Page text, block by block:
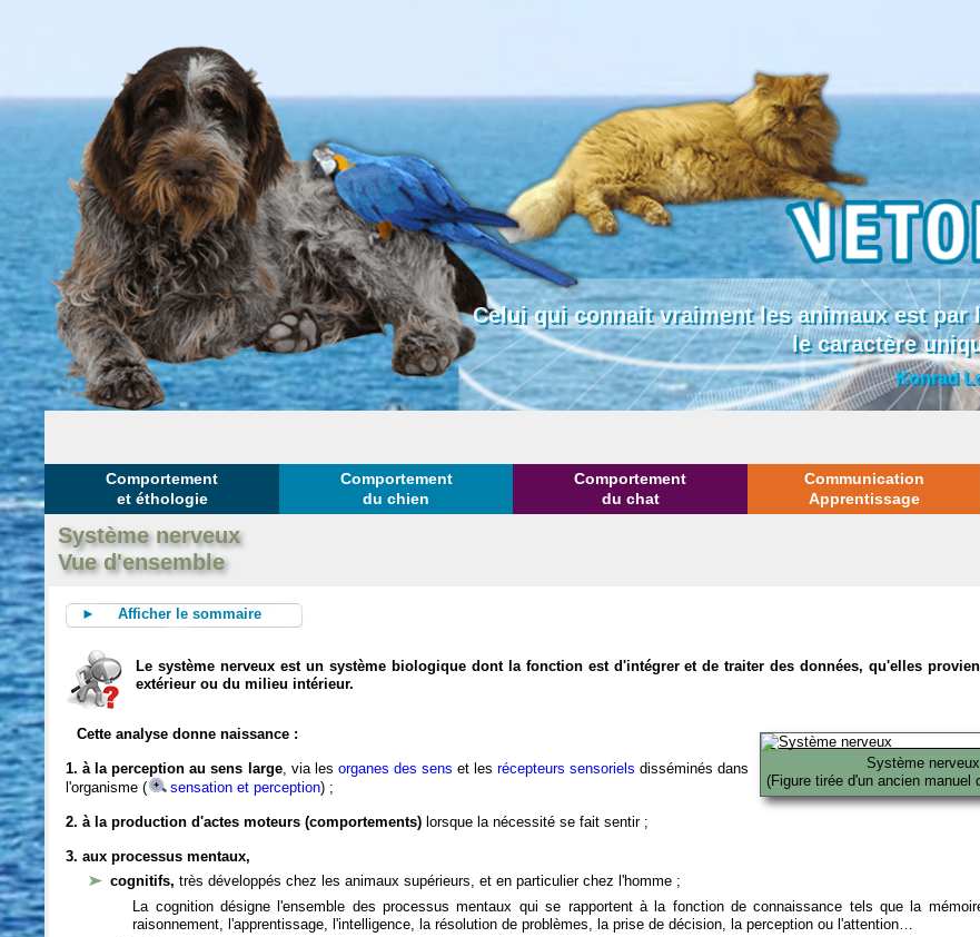
Celui qui connait vraiment les animaux est par
le caractère
Konrad
Comportement
et éthologie
Comportement
du chien
Comportement
du chat
Communication
Apprentissage
Système nerveux
Vue d'ensemble
► Afficher le sommaire
Le système nerveux est un système biologique dont la fonction est d'intégrer et de traiter des données, qu'elles
extérieur ou du milieu intérieur.
Système nerveux
(Figure tirée d'un ancien manuel
Cette analyse donne naissance :
1. à la perception au sens large, via les organes des sens et les récepteurs sensoriels disséminés dans
l'organisme (
sensation et perception) ;
2. à la production d'actes moteurs (comportements) lorsque la nécessité se fait sentir ;
3. aux processus mentaux,
cognitifs,très développés chez les animaux supérieurs, et en particulier chez l'homme ;
La cognition désigne l'ensemble des processus mentaux qui se rapportent à la fonction de connaissance tels que la
raisonnement, l'apprentissage, l'intelligence, la résolution de problèmes, la prise de décision, la perception ou l'attention…